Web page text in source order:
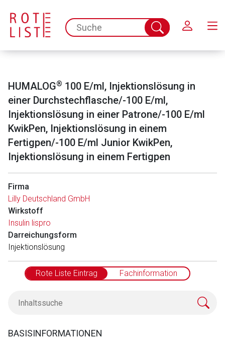
spc.search.input.placeholder
Suche
abschicken
HUMALOG® 100 E/ml, Injektionslösung in
einer Durchstechflasche/-100 E/ml,
Injektionslösung in einer Patrone/-100 E/ml
KwikPen, Injektionslösung in einem
Fertigpen/-100 E/ml Junior KwikPen,
Injektionslösung in einem Fertigpen
Firma
Lilly Deutschland GmbH
Wirkstoff
Insulin lispro
Darreichungsform
Injektionslösung
Rote Liste Eintrag Fachinformation
BASISINFORMATIONEN